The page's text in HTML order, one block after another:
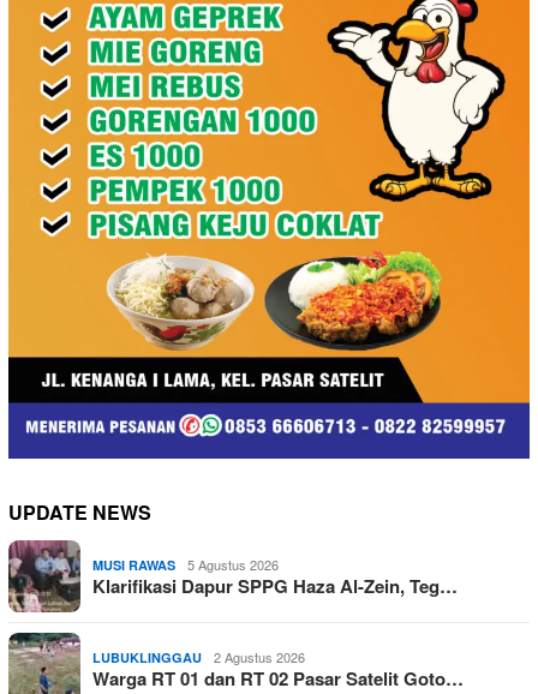
UPDATE NEWS
MUSI RAWAS 5 Agustus 2026
Klarifikasi Dapur SPPG Haza Al-Zein, Teg…
LUBUKLINGGAU 2 Agustus 2026
Warga RT 01 dan RT 02 Pasar Satelit Goto…